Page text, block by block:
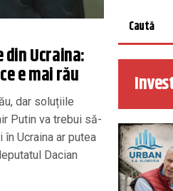
din Ucraina:
e mai rău
dar soluțiile
Putin va trebui să-
Ucraina ar putea
Dacian